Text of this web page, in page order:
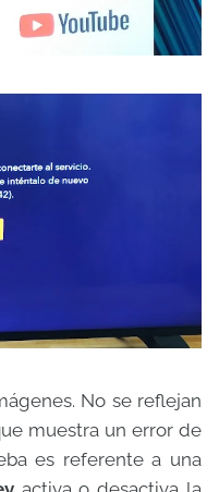
No se reflejan
muestra un error de
es referente a una